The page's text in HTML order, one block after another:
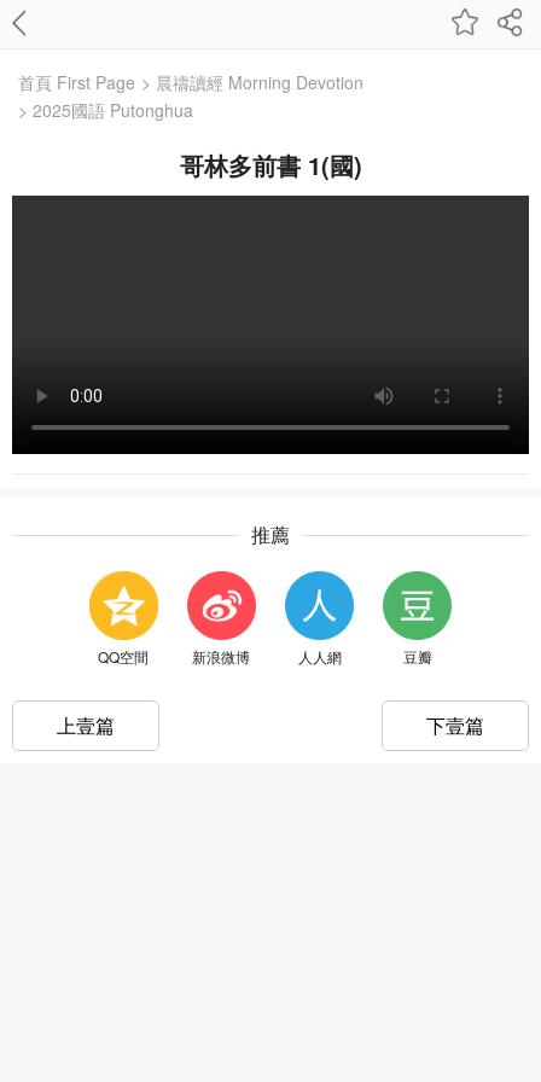
首頁 First Page > 晨禱讀經 Morning Devotion
> 2025國語 Putonghua
哥林多前書 1(國)
推薦
QQ空間 新浪微博 人人網 豆瓣
上壹篇 下壹篇